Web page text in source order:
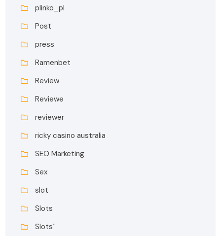
plinko_pl
Post
press
Ramenbet
Review
Reviewe
reviewer
ricky casino australia
SEO Marketing
Sex
slot
Slots
Slots`